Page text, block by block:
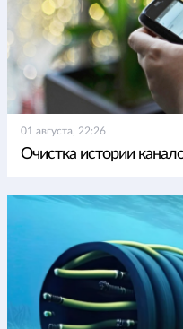
01 августа, 22:26
Очистка истории